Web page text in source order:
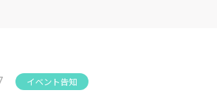
イベント告知